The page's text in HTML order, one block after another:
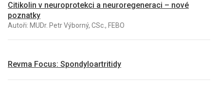
Citikolin v neuroprotekci a neuroregeneraci – nové
poznatky
Autoři: MUDr. Petr Výborný, CSc., FEBO
Revma Focus: Spondyloartritidy